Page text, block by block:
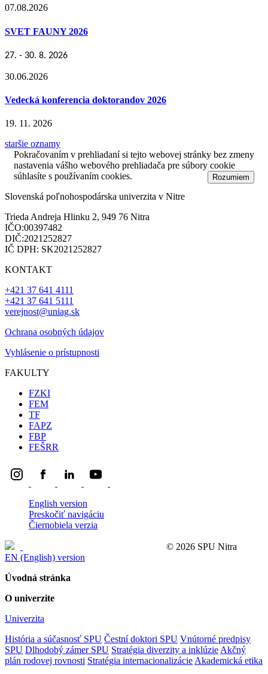
07.08.2026
SVET FAUNY 2026
27. - 30. 8. 2026
30.06.2026
Vedecká konferencia doktorandov 2026
19. 11. 2026
staršie oznamy
Pokračovaním v prehliadaní si tejto webovej stránky bez zmeny
nastavenia vášho webového prehliadača pre súbory cookie
súhlasíte s používaním cookies.
Rozumiem
Slovenská poľnohospodárska univerzita v Nitre
Trieda Andreja Hlinku 2, 949 76 Nitra
IČO:00397482
DIČ:2021252827
IČ DPH: SK2021252827
KONTAKT
+421 37 641 4111
+421 37 641 5111
verejnost@uniag.sk
Ochrana osobných údajov
Vyhlásenie o prístupnosti
FAKULTY
FZKI
FEM
TF
FAPZ
FBP
FEŠRR
English version
Preskočiť navigáciu
Čiernobiela verzia
© 2026 SPU Nitra
EN (English) version
Úvodná stránka
O univerzite
Univerzita
História a súčasnosť SPU Čestní doktori SPU Vnútorné predpisy
SPU Dlhodobý zámer SPU Stratégia diverzity a inklúzieAkčný
plán rodovej rovnosti Stratégia internacionalizácieAkademická etika